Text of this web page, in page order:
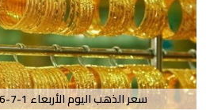
سعر الذهب اليوم الأربعاء 1-7-2026 تحرك مفاجيء